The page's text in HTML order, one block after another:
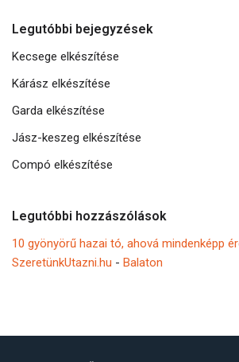
Legutóbbi bejegyzések
Kecsege elkészítése
Kárász elkészítése
Garda elkészítése
Jász-keszeg elkészítése
Compó elkészítése
Legutóbbi hozzászólások
10 gyönyörű hazai tó, ahová mindenképp
SzeretünkUtazni.hu - Balaton